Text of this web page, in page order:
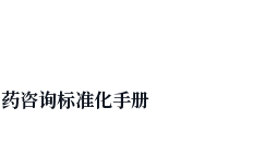
咨询标准化手册